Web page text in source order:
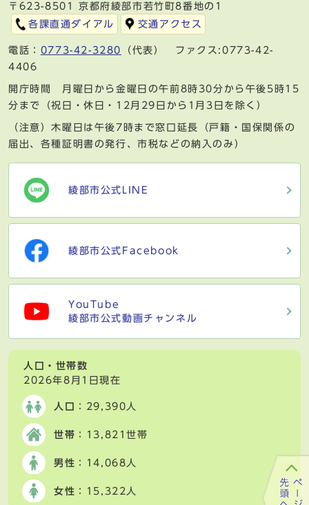
〒623-8501 京都府綾部市若竹町8番地の1
各課直通ダイアル
交通アクセス
電話： 0773-42-3280
（代表） ファクス:0773-42-
4406
開庁時間 月曜日から金曜日の午前8時30分から午後5時15
分まで（祝日・休日・12月29日から1月3日を除く）
（注意）木曜日は午後7時まで窓口延長（戸籍・国保関係の
届出、各種証明書の発行、市税などの納入のみ）
綾部市公式LINE
綾部市公式Facebook
YouTube
綾部市公式動画チャンネル
人口・世帯数
2026年8月1日現在
人口 ：29,390人
世帯 ：13,821世帯
男性 ：14,068人
女性 ：15,322人